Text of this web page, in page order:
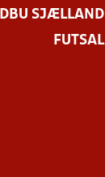
DBU SJÆLLAND
FUTSAL